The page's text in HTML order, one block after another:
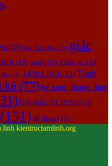
(23) Duy Thức Học (11) giác
(19) nghiệp (13) Thiền và Thở
(10) TÂM LINH (22) Tánh
kế(77) tự xem phong thủy
ĐẠO MẪU VÀ TỨ PHỦ (13)
(151) đồ đồng (17)
linh kientructamlinh.org